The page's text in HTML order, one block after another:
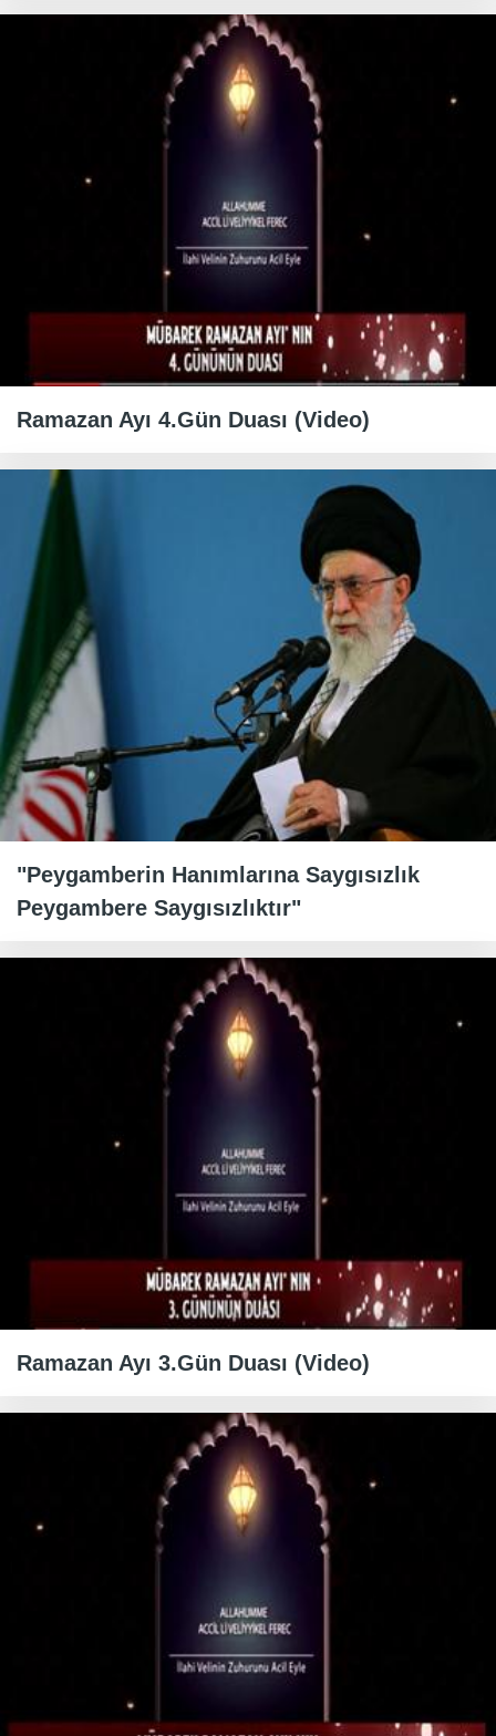
Ramazan Ayı 4.Gün Duası (Video)
"Peygamberin Hanımlarına Saygısızlık
Peygambere Saygısızlıktır"
Ramazan Ayı 3.Gün Duası (Video)